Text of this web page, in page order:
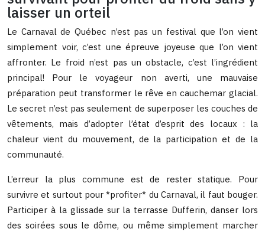
laisser un orteil
Le Carnaval de Québec n’est pas un festival que l’on vient
simplement voir, c’est une épreuve joyeuse que l’on vient
affronter. Le froid n’est pas un obstacle, c’est l’ingrédient
principal! Pour le voyageur non averti, une mauvaise
préparation peut transformer le rêve en cauchemar glacial.
Le secret n’est pas seulement de superposer les couches de
vêtements, mais d’adopter l’état d’esprit des locaux : la
chaleur vient du mouvement, de la participation et de la
communauté.
L’erreur la plus commune est de rester statique. Pour
survivre et surtout pour *profiter* du Carnaval, il faut bouger.
Participer à la glissade sur la terrasse Dufferin, danser lors
des soirées sous le dôme, ou même simplement marcher